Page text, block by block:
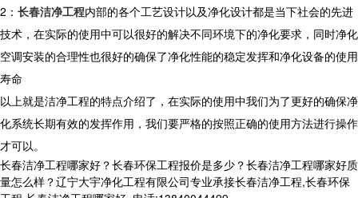
2： 长春洁净工程内部的各个工艺设计以及净化设计都是当下社会的先进
技术，在实际的使用中可以很好的解决不同环境下的净化要求，同时净化
空调安装的合理性也很好的确保了净化性能的稳定发挥和净化设备的使用
寿命
以上就是洁净工程的特点介绍了，在实际的使用中我们为了更好的确保净
化系统长期有效的发挥作用，我们要严格的按照正确的使用方法进行操作
才可以。
长春洁净工程哪家好？长春环保工程报价是多少？长春洁净工程哪家好质
量怎么样？辽宁大宇净化工程有限公司专业承接长春洁净工程,长春环保